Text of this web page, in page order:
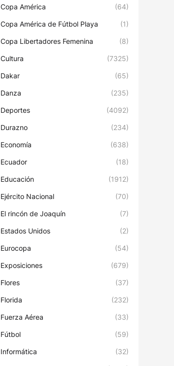
Copa América (64)
Copa América de Fútbol Playa (1)
Copa Libertadores Femenina (8)
Cultura (7325)
Dakar (65)
Danza (235)
Deportes (4092)
Durazno (234)
Economía (638)
Ecuador (18)
Educación (1912)
Ejército Nacional (70)
El rincón de Joaquín (7)
Estados Unidos (2)
Eurocopa (54)
Exposiciones (679)
Flores (37)
Florida (232)
Fuerza Aérea (33)
Fútbol (59)
Informática (32)